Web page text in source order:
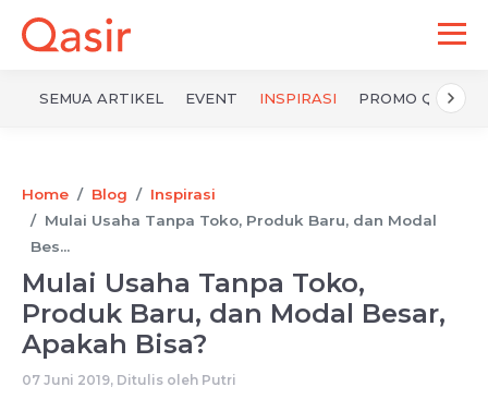
SEMUA ARTIKEL EVENT INSPIRASI PROMO QASIR
Home Blog
Inspirasi
Mulai Usaha Tanpa Toko, Produk Baru, dan Modal
Bes...
Mulai Usaha Tanpa Toko,
Produk Baru, dan Modal Besar,
Apakah Bisa?
07 Juni 2019, Ditulis oleh Putri